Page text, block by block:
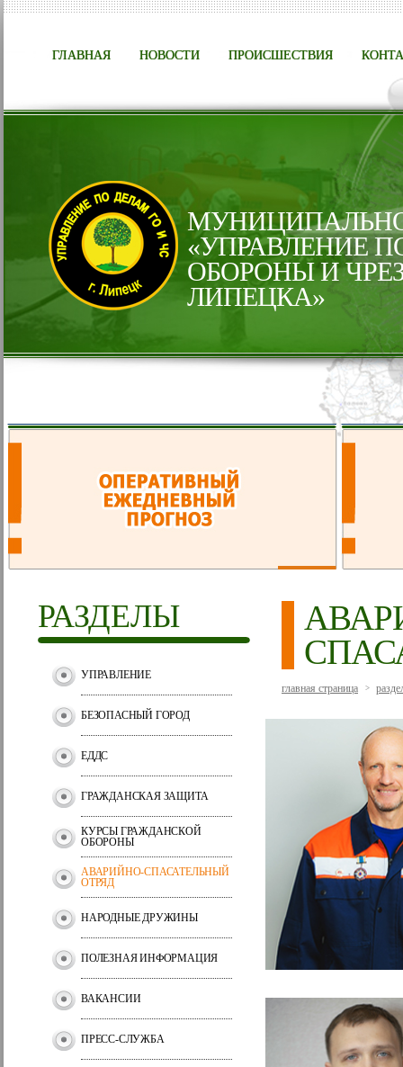
ГЛАВНАЯ НОВОСТИ ПРОИСШЕСТВИЯ
«УПРАВЛЕНИЕ
ОБОРОНЫ И
ЛИПЕЦКА»
РАЗДЕЛЫ
УПРАВЛЕНИЕ
БЕЗОПАСНЫЙ ГОРОД
ЕДДС
ГРАЖДАНСКАЯ ЗАЩИТА
КУРСЫ ГРАЖДАНСКОЙ
ОБОРОНЫ
АВАРИЙНО-СПАСАТЕЛЬНЫЙ
ОТРЯД
НАРОДНЫЕ ДРУЖИНЫ
ПОЛЕЗНАЯ ИНФОРМАЦИЯ
ВАКАНСИИ
ПРЕСС-СЛУЖБА
главная страница >